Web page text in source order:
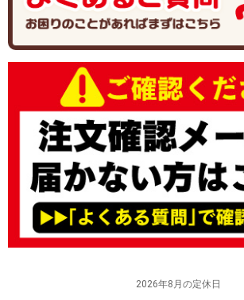
2026年8月の定休日